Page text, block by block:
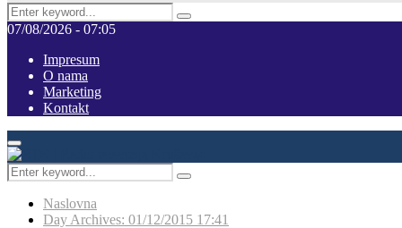
Search
for:
Pretraga
07/08/2026 - 07:05
Impresum
O nama
Marketing
Kontakt
Facebook
Instagram
Youtube
Primary
Menu
Search
for:
Pretraga
Naslovna
Day Archives: 01/12/2015 17:41